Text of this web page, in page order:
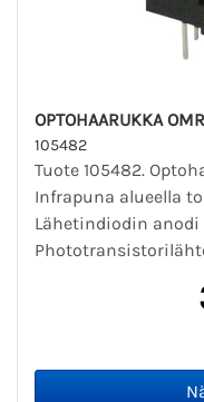
OPTOHAARUKKA
105482
Tuote 105482.
Infrapuna alueella
Lähetindiodin anodi